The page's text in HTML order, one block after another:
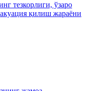
тезкорлиги, ўзаро
қилиш жараёни